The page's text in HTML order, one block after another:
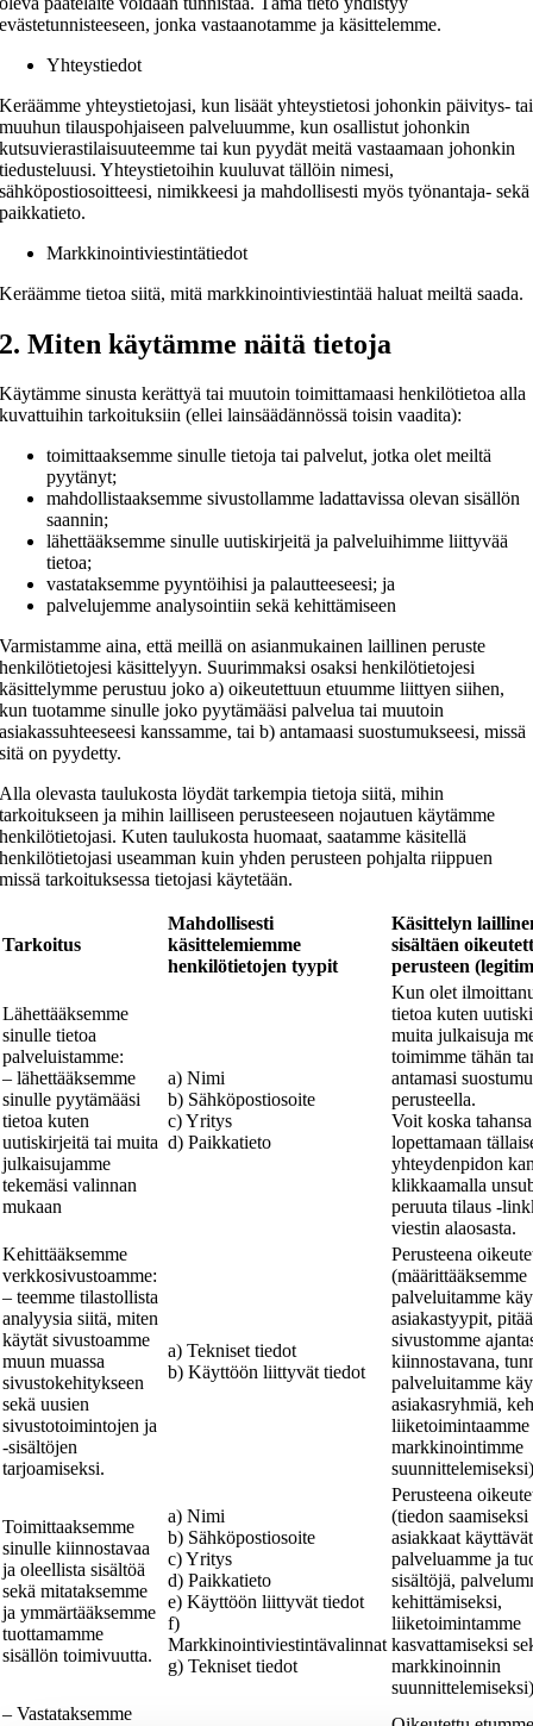
evästetunnisteeseen, jonka vastaanotamme ja käsittelemme.
Yhteystiedot
Keräämme yhteystietojasi, kun lisäät yhteystietosi johonkin päivitys- tai
muuhun tilauspohjaiseen palveluumme, kun osallistut johonkin
kutsuvierastilaisuuteemme tai kun pyydät meitä vastaamaan johonkin
tiedusteluusi. Yhteystietoihin kuuluvat tällöin nimesi,
sähköpostiosoitteesi, nimikkeesi ja mahdollisesti myös työnantaja- sekä
paikkatieto.
Markkinointiviestintätiedot
Keräämme tietoa siitä, mitä markkinointiviestintää haluat meiltä saada.
2. Miten käytämme näitä tietoja
Käytämme sinusta kerättyä tai muutoin toimittamaasi henkilötietoa alla
kuvattuihin tarkoituksiin (ellei lainsäädännössä toisin vaadita):
toimittaaksemme sinulle tietoja tai palvelut, jotka olet meiltä
pyytänyt;
mahdollistaaksemme sivustollamme ladattavissa olevan sisällön
saannin;
lähettääksemme sinulle uutiskirjeitä ja palveluihimme liittyvää
tietoa;
vastataksemme pyyntöihisi ja palautteeseesi; ja
palvelujemme analysointiin sekä kehittämiseen
Varmistamme aina, että meillä on asianmukainen laillinen peruste
henkilötietojesi käsittelyyn. Suurimmaksi osaksi henkilötietojesi
käsittelymme perustuu joko a) oikeutettuun etuumme liittyen siihen,
kun tuotamme sinulle joko pyytämääsi palvelua tai muutoin
asiakassuhteeseesi kanssamme, tai b) antamaasi suostumukseesi, missä
sitä on pyydetty.
Alla olevasta taulukosta löydät tarkempia tietoja siitä, mihin
tarkoitukseen ja mihin lailliseen perusteeseen nojautuen käytämme
henkilötietojasi. Kuten taulukosta huomaat, saatamme käsitellä
henkilötietojasi useamman kuin yhden perusteen pohjalta riippuen
missä tarkoituksessa tietojasi käytetään.
Tarkoitus
Mahdollisesti
käsittelemiemme
henkilötietojen tyypit
Käsittelyn
sisältäen
perusteen
Lähettääksemme
sinulle tietoa
palveluistamme:
– lähettääksemme
sinulle pyytämääsi
tietoa kuten
uutiskirjeitä tai muita
julkaisujamme
tekemäsi valinnan
mukaan
a) Nimi
b) Sähköpostiosoite
c) Yritys
d) Paikkatieto
Kun olet
tietoa kuten
muita julkaisuja
toimimme tähän
antamasi
perusteella.
Voit koska
lopettamaan
yhteydenpidon
klikkaamalla
peruuta tilaus -
viestin alaosasta.
Kehittääksemme
verkkosivustoamme:
– teemme tilastollista
analyysia siitä, miten
käytät sivustoamme
muun muassa
sivustokehitykseen
sekä uusien
sivustotoimintojen ja
-sisältöjen
tarjoamiseksi.
a) Tekniset tiedot
b) Käyttöön liittyvät tiedot
Perusteena
(määrittääksemme
palveluitamme
asiakastyypit,
sivustomme
kiinnostavana,
palveluitamme
asiakasryhmiä,
liiketoimintaamme
markkinointimme
Toimittaaksemme
sinulle kiinnostavaa
ja oleellista sisältöä
sekä mitataksemme
ja ymmärtääksemme
tuottamamme
sisällön toimivuutta.
a) Nimi
b) Sähköpostiosoite
c) Yritys
d) Paikkatieto
e) Käyttöön liittyvät tiedot
f)
Markkinointiviestintävalinnat
g) Tekniset tiedot
Perusteena
(tiedon
asiakkaat käyttävät
palveluamme ja
sisältöjä,
kehittämiseksi,
liiketoimintamme
kasvattamiseksi
markkinoinnin
– Vastataksemme